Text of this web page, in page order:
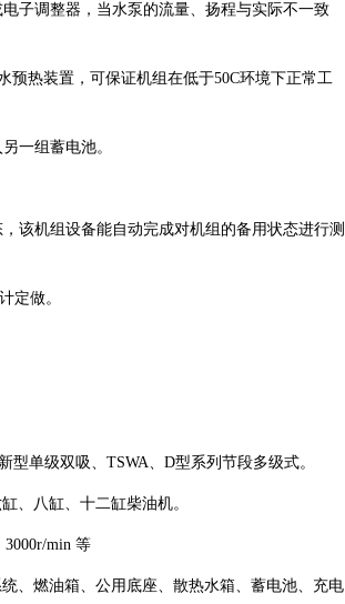
子调整器，当水泵的流量、扬程与实际不一致
预热装置，可保证机组在低于50C环境下正常工
一组蓄电池。
该机组设备能自动完成对机组的备用状态进行测
定做。
型单级双吸、TSWA、D型系列节段多级式。
、八缸、十二缸柴油机。
min 等
、燃油箱、公用底座、散热水箱、蓄电池、充电